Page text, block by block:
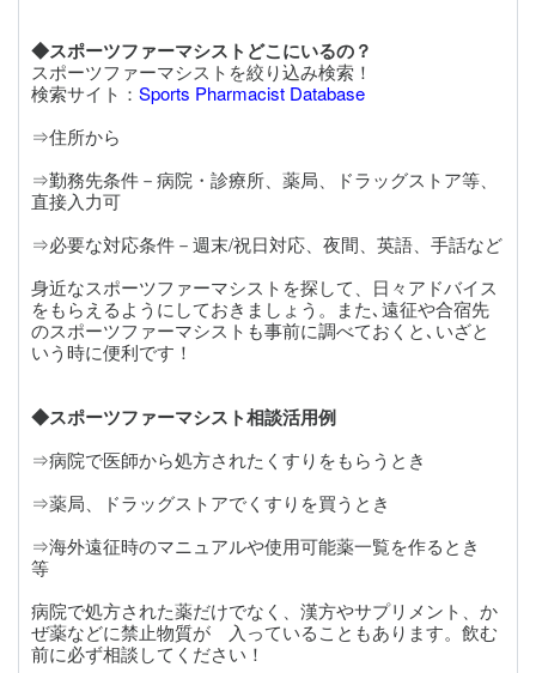
◆スポーツファーマシストどこにいるの？
スポーツファーマシストを絞り込み検索！
検索サイト： Sports Pharmacist Database
⇒住所から
⇒勤務先条件－病院・診療所、薬局、ドラッグストア等、
直接入力可
⇒必要な対応条件－週末/祝日対応、夜間、英語、手話など
身近なスポーツファーマシストを探して、日々アドバイス
をもらえるようにしておきましょう。また､遠征や合宿先
のスポーツファーマシストも事前に調べておくと､いざと
いう時に便利です！
◆スポーツファーマシスト相談活用例
⇒病院で医師から処方されたくすりをもらうとき
⇒薬局、ドラッグストアでくすりを買うとき
⇒海外遠征時のマニュアルや使用可能薬一覧を作るとき
等
病院で処方された薬だけでなく、漢方やサプリメント、か
ぜ薬などに禁止物質が 入っていることもあります。飲む
前に必ず相談してください！